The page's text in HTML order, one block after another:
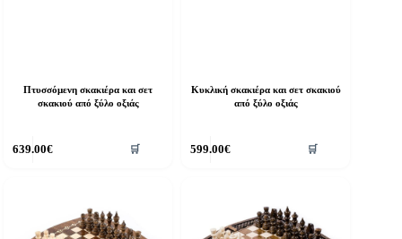
Πτυσσόμενη σκακιέρα και σετ
σκακιού από ξύλο οξιάς
639.00€ 🛒
Κυκλική σκακιέρα και σετ σκακιού
από ξύλο οξιάς
599.00€ 🛒